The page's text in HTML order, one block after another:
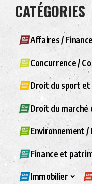
CATÉGORIES
Affaires /
Concurrence /
Droit du sport et
Droit du marché
Environnement /
Finance et
Immobilier